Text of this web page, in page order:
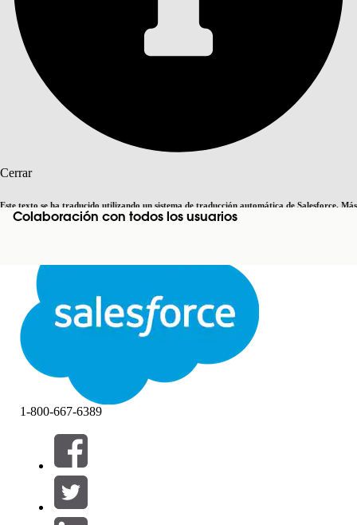
Cerrar
Este texto se ha traducido utilizando un sistema de traducción automática de Salesforce. Más
informaciónaquí. Cambiar a inglés Ahora no
Cerrar Cerrar
Colaboración con todos los usuarios
Índice de materias
Buscar
Filtros (0)
SELECCIONAR FILTROS
Área de productos
1-800-667-6389